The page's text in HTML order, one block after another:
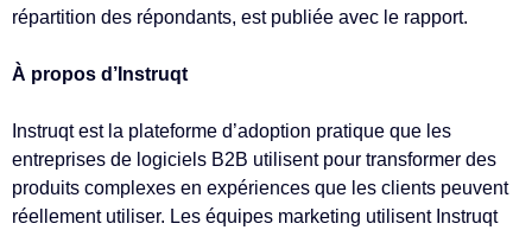
répartition des répondants, est publiée avec le rapport.
À propos d’Instruqt
Instruqt est la plateforme d’adoption pratique que les
entreprises de logiciels B2B utilisent pour transformer des
produits complexes en expériences que les clients peuvent
réellement utiliser. Les équipes marketing utilisent Instruqt